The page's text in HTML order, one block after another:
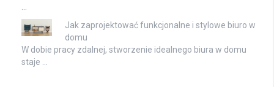
Jak zaprojektować funkcjonalne i stylowe biuro w
domu
W dobie pracy zdalnej, stworzenie idealnego biura w domu
staje …